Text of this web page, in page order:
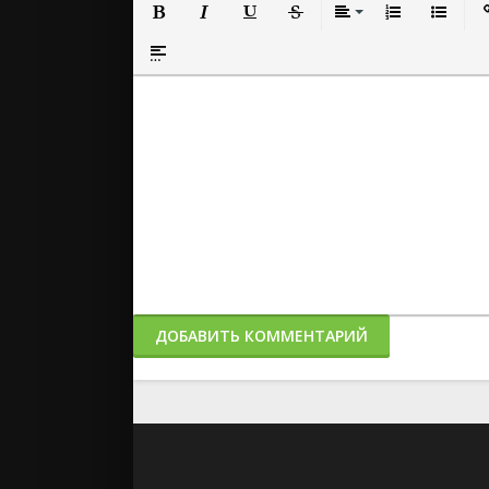
Вставка спойлера
ДОБАВИТЬ КОММЕНТАРИЙ